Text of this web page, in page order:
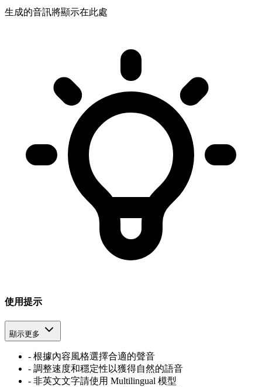
生成的音訊將顯示在此處
使用提示
顯示更多
- 根據內容風格選擇合適的聲音
- 調整速度和穩定性以獲得自然的語音
- 非英文文字請使用 Multilingual 模型